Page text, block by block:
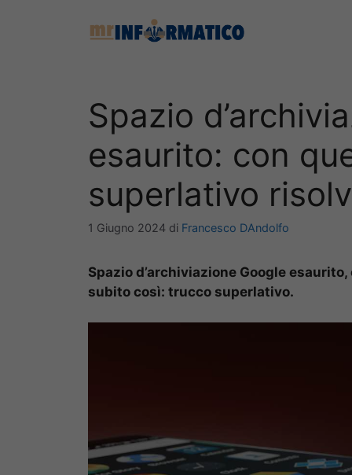
Spazio
esaurito: con
superlativo
1 Giugno 2024 di Francesco DAndolfo
Spazio d’archiviazione Google
subito così: trucco superlativo.